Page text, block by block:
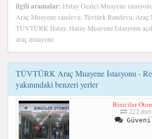
ilgili aramalar: Hatay Gezici Muayene
Araç Muayene randevu, Tüvtürk Randevu, Araç
TÜVTÜRK Hatay, Hatay Muayene İstasyonu
araç muayene
TÜVTÜRK Araç Muayene İstasyonu -
yakınındaki benzeri yerler
Biniciler
222